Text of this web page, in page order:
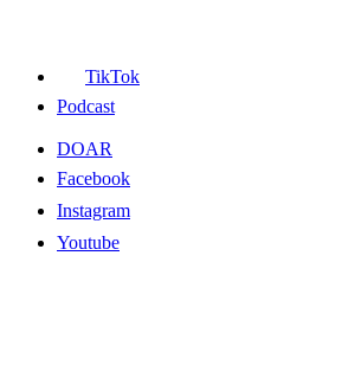
TikTok
Podcast
DOAR
Facebook
Instagram
Youtube